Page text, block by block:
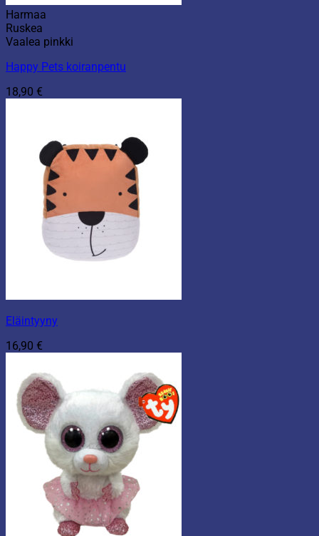
Harmaa
Ruskea
Vaalea pinkki
Happy Pets koiranpentu
18,90 €
Eläintyyny
16,90 €